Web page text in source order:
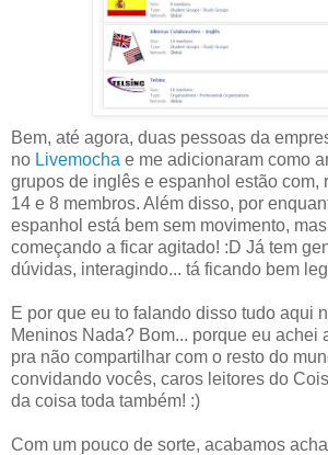
Bem, até agora, duas pessoas da
no Livemocha e me adicionaram como
grupos de inglês e espanhol estão com,
14 e 8 membros. Além disso, por
espanhol está bem sem movimento,
começando a ficar agitado! :D Já tem
dúvidas, interagindo... tá ficando bem
E por que eu to falando disso tudo aqui
Meninos Nada? Bom... porque eu achei
pra não compartilhar com o resto do
convidando vocês, caros leitores do
da coisa toda também! :)
Com um pouco de sorte, acabamos